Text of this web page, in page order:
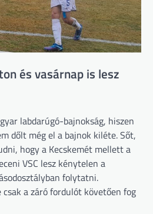
és vasárnap is lesz
labdarúgó-bajnokság, hiszen
dőlt még el a bajnok kiléte. Sőt,
hogy a Kecskemét mellett a
VSC lesz kénytelen a
folytatni.
a záró fordulót követően fog